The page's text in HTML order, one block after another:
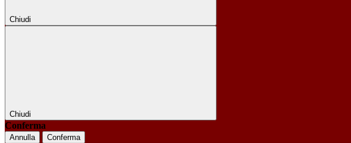
Chiudi
Chiudi
Conferma
Annulla Conferma